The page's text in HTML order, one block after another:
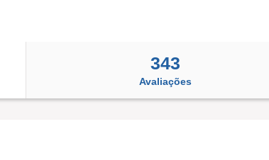
343
Avaliações